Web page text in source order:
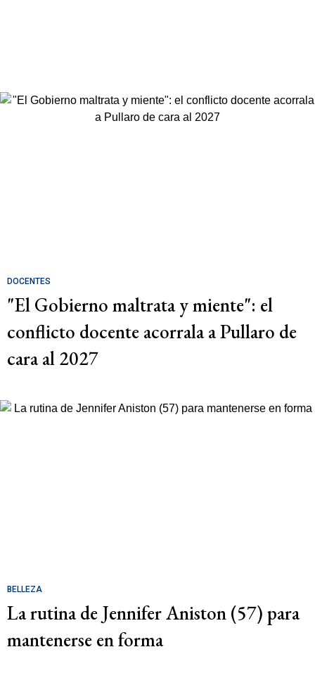
DOCENTES
"El Gobierno maltrata y miente": el
conflicto docente acorrala a Pullaro de
cara al 2027
BELLEZA
La rutina de Jennifer Aniston (57) para
mantenerse en forma